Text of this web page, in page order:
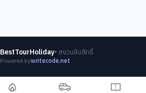
BestTourHoliday• สงวนลิขสิทธิ์
Powered bywritecode.net